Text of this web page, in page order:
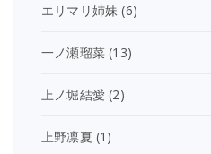
エリマリ姉妹 (6)
一ノ瀬瑠菜 (13)
上ノ堀結愛 (2)
上野凛夏 (1)